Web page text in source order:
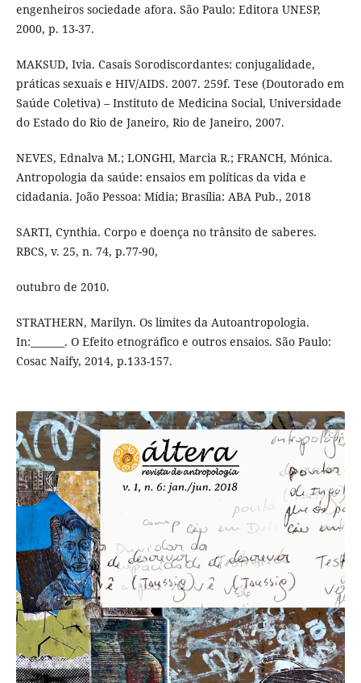
engenheiros sociedade afora. São Paulo: Editora UNESP,
2000, p. 13-37.
MAKSUD, Ivia. Casais Sorodiscordantes: conjugalidade,
práticas sexuais e HIV/AIDS. 2007. 259f. Tese (Doutorado em
Saúde Coletiva) – Instituto de Medicina Social, Universidade
do Estado do Rio de Janeiro, Rio de Janeiro, 2007.
NEVES, Ednalva M.; LONGHI, Marcia R.; FRANCH, Mónica.
Antropologia da saúde: ensaios em políticas da vida e
cidadania. João Pessoa: Mídia; Brasília: ABA Pub., 2018
SARTI, Cynthia. Corpo e doença no trânsito de saberes.
RBCS, v. 25, n. 74, p.77-90,
outubro de 2010.
STRATHERN, Marilyn. Os limites da Autoantropologia.
In:_______. O Efeito etnográfico e outros ensaios. São Paulo:
Cosac Naify, 2014, p.133-157.